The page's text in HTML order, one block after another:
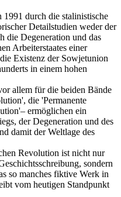
durch die stalinistische
Detailstudien weder der
die Degeneration und das
Arbeiterstaates einer
Existenz der Sowjetunion
in einem hohen
allem für die beiden Bände
die 'Permanente
ermöglichen ein
der Degeneration und des
damit der Weltlage des
Revolution ist nicht nur
sondern
so manches fiktive Werk in
vom heutigen Standpunkt